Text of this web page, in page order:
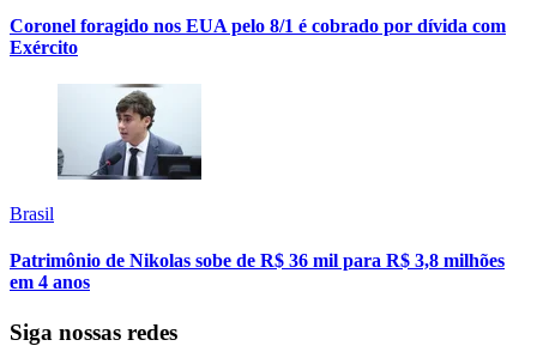
Coronel foragido nos EUA pelo 8/1 é cobrado por dívida com
Exército
Brasil
Patrimônio de Nikolas sobe de R$ 36 mil para R$ 3,8 milhões
em 4 anos
Siga nossas redes